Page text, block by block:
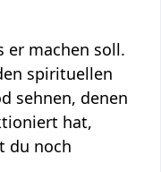
er machen soll.
spirituellen
sehnen, denen
hat,
du noch